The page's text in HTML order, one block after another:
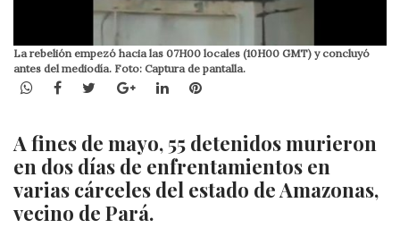
La rebelión empezó hacia las 07H00 locales (10H00 GMT) y concluyó
antes del mediodía. Foto: Captura de pantalla.
WhatsApp
Facebook
TwitterGoogle+LinkedInPinterest
A fines de mayo, 55 detenidos murieron
en dos días de enfrentamientos en
varias cárceles del estado de Amazonas,
vecino de Pará.